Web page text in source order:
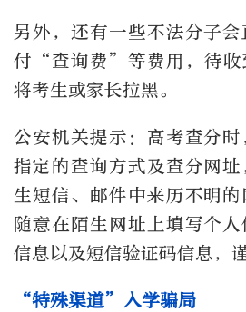
另外，还有一些不法分子
付“查询费”等费用，待收
将考生或家长拉黑。
公安机关提示：高考查分
指定的查询方式及查分网
生短信、邮件中来历不明
随意在陌生网址上填写个
信息以及短信验证码信息，
“特殊渠道”入学骗局